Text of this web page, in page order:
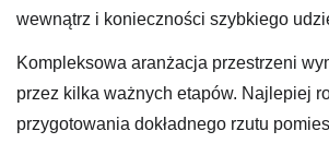
wewnątrz i konieczności szybkiego
Kompleksowa aranżacja przestrzeni
przez kilka ważnych etapów. Najlepiej
przygotowania dokładnego rzutu